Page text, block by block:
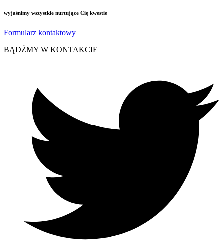
wyjaśnimy wszystkie nurtujące Cię kwestie
Formularz kontaktowy
BĄDŹMY W KONTAKCIE